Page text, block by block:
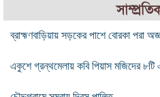
ব্রাহ্মণবাড়িয়ায় সড়কের পাশে বোরকা পরা
একুশে গ্রন্থমেলায় কবি পিয়াস মজিদের